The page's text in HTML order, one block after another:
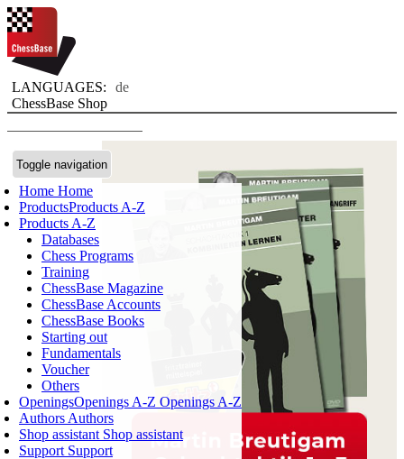
LANGUAGES:
de
ChessBase Shop
Toggle navigation
Home Home
ProductsProducts A-Z
Products A-Z
Databases
Chess Programs
Training
ChessBase Magazine
ChessBase Accounts
ChessBase Books
Starting out
Fundamentals
Voucher
Others
OpeningsOpenings A-Z Openings A-Z
Authors Authors
Shop assistant Shop assistant
Support Support